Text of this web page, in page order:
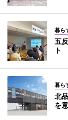
暮ら
五
ト
暮ら
北
を